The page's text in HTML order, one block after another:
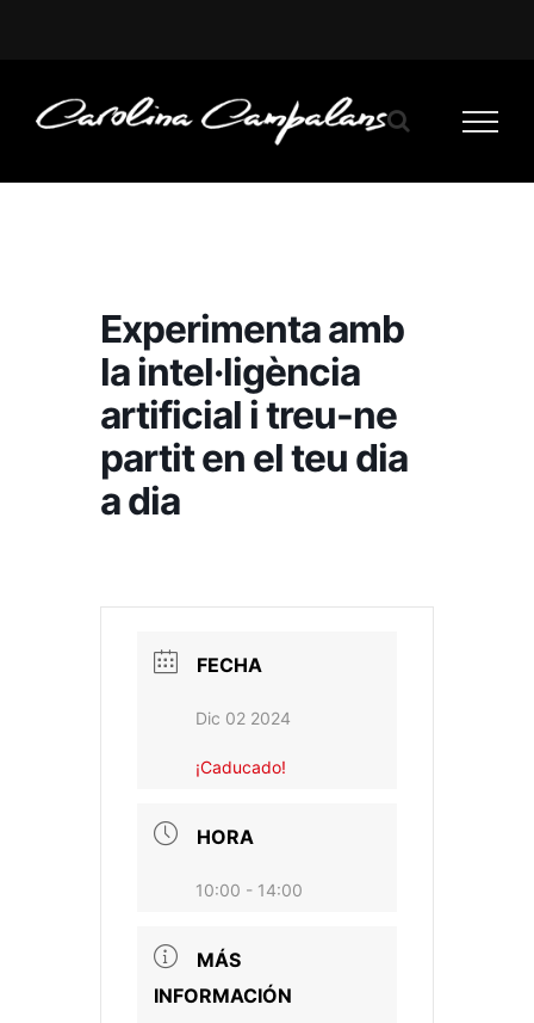
Experimenta amb
la intel·ligència
artificial i treu-ne
partit en el teu dia
a dia
FECHA
Dic 02 2024
¡Caducado!
HORA
10:00 - 14:00
MÁS
INFORMACIÓN